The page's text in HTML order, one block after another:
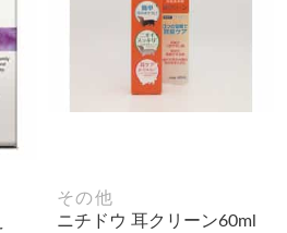
その他
ニチドウ 耳クリーン60ml